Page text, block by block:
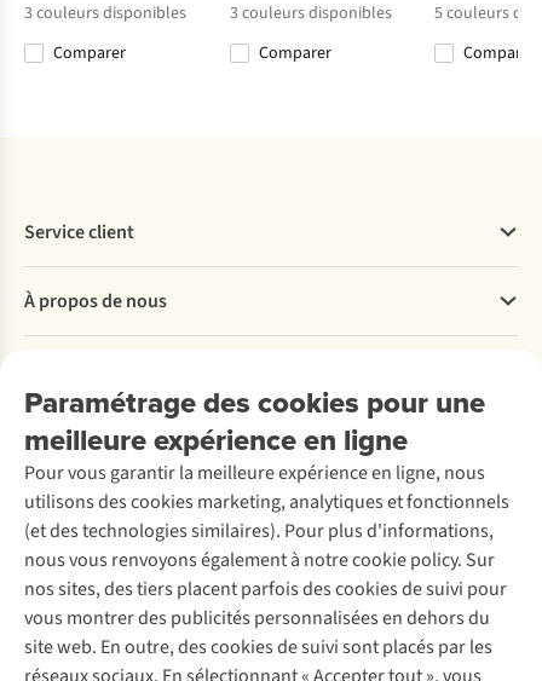
3couleurs disponibles
Comparer
3couleurs disponibles
Comparer
5couleurs
Comparer
Paramétrage des cookies pour une
meilleure expérience en ligne
Pour vous garantir la meilleure expérience en ligne, nous
utilisons des cookies marketing, analytiques et fonctionnels
(et des technologies similaires). Pour plus d'informations,
nous vous renvoyons également à notre cookie policy. Sur
nos sites, des tiers placent parfois des cookies de suivi pour
vous montrer des publicités personnalisées en dehors du
site web. En outre, des cookies de suivi sont placés par les
Service client
Commander
Payer
Retourner
Rétractation d'une commande
Entretien & réparations
Garantie
Contactez-nous
À propos de nous
Entreprise responsable
À propos d’Ayacucho
Nos magasins
À propos d’A.S.Adventure
Déclaration d'accessibilité
Location / Location sports d’hiver
Seconde-main
Entretien de ski
Service de lavage
Entretien de chaussures
Réparation de chaussures
Réparation de vêtements
Retouches
Pour les entreprises
Découvrez
A.S.Magazine
Explore Camp
Expertise & conseils
Abonnez-vous à la newsletter
Suivez-nous